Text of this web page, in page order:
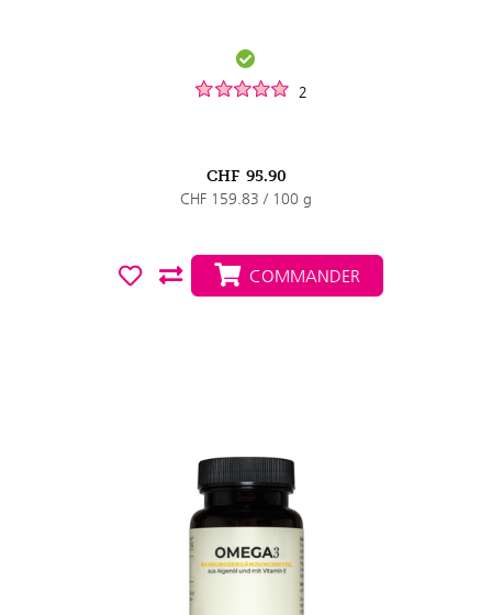
2
CHF 95.90
CHF 159.83 / 100 g
COMMANDER